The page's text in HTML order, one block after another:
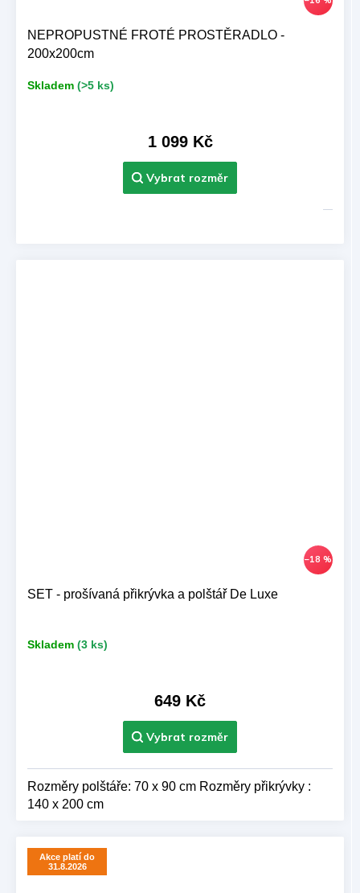
NEPROPUSTNÉ FROTÉ PROSTĚRADLO -
200x200cm
Skladem (>5 ks)
1 099 Kč
–18 %
SET - prošívaná přikrývka a polštář De Luxe
Skladem (3 ks)
649 Kč
Rozměry polštáře: 70 x 90 cm Rozměry přikrývky :
140 x 200 cm
Akce platí do
31.8.2026